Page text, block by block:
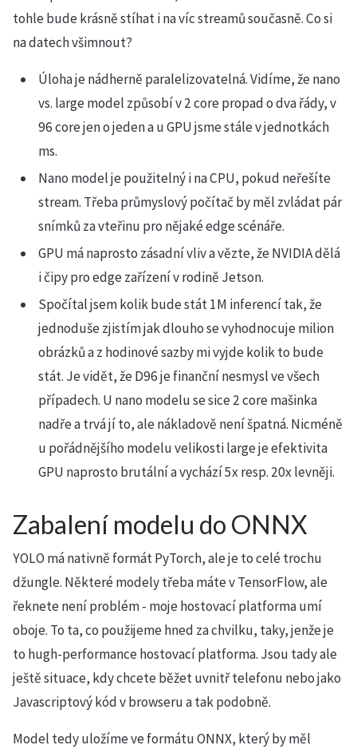
tohle bude krásně stíhat i na víc streamů současně. Co si
na datech všimnout?
Úloha je nádherně paralelizovatelná. Vidíme, že nano
vs. large model způsobí v 2 core propad o dva řády, v
96 core jen o jeden a u GPU jsme stále v jednotkách
ms.
Nano model je použitelný i na CPU, pokud neřešíte
stream. Třeba průmyslový počítač by měl zvládat pár
snímků za vteřinu pro nějaké edge scénáře.
GPU má naprosto zásadní vliv a vězte, že NVIDIA dělá
i čipy pro edge zařízení v rodině Jetson.
Spočítal jsem kolik bude stát 1M inferencí tak, že
jednoduše zjistím jak dlouho se vyhodnocuje milion
obrázků a z hodinové sazby mi vyjde kolik to bude
stát. Je vidět, že D96 je finanční nesmysl ve všech
případech. U nano modelu se sice 2 core mašinka
nadře a trvá jí to, ale nákladově není špatná. Nicméně
u pořádnějšího modelu velikosti large je efektivita
GPU naprosto brutální a vychází 5x resp. 20x levněji.
Zabalení modelu do ONNX
YOLO má nativně formát PyTorch, ale je to celé trochu
džungle. Některé modely třeba máte v TensorFlow, ale
řeknete není problém - moje hostovací platforma umí
oboje. To ta, co použijeme hned za chvilku, taky, jenže je
to hugh-performance hostovací platforma. Jsou tady ale
ještě situace, kdy chcete běžet uvnitř telefonu nebo jako
Javascriptový kód v browseru a tak podobně.
Model tedy uložíme ve formátu ONNX, který by měl